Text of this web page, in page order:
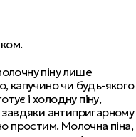
піну лише
капучино чи будь-якого
і холодну піну,
завдяки антипригарному
простим. Молочна піна,